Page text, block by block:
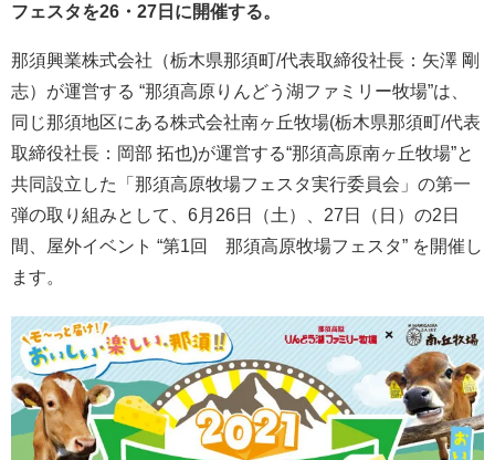
フェスタを26・27日に開催する。
那須興業株式会社（栃木県那須町/代表取締役社長：矢澤 剛
志）が運営する “那須高原りんどう湖ファミリー牧場”は、
同じ那須地区にある株式会社南ヶ丘牧場(栃木県那須町/代表
取締役社長：岡部 拓也)が運営する“那須高原南ヶ丘牧場”と
共同設立した「那須高原牧場フェスタ実行委員会」の第一
弾の取り組みとして、6月26日（土）、27日（日）の2日
間、屋外イベント “第1回 那須高原牧場フェスタ” を開催し
ます。